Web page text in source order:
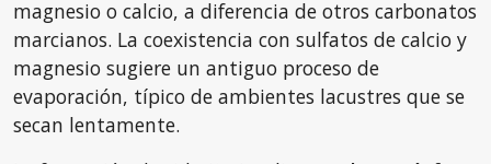
magnesio o calcio, a diferencia de otros carbonatos
marcianos. La coexistencia con sulfatos de calcio y
magnesio sugiere un antiguo proceso de
evaporación, típico de ambientes lacustres que se
secan lentamente.